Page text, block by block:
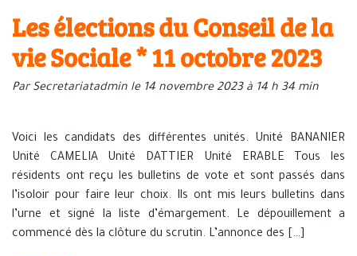
Les élections du Conseil de la
vie Sociale * 11 octobre 2023
Par Secretariatadmin le 14 novembre 2023 à 14 h 34 min
Voici les candidats des différentes unités. Unité BANANIER
Unité CAMELIA Unité DATTIER Unité ERABLE Tous les
résidents ont reçu les bulletins de vote et sont passés dans
l’isoloir pour faire leur choix. Ils ont mis leurs bulletins dans
l’urne et signé la liste d’émargement. Le dépouillement a
commencé dès la clôture du scrutin. L’annonce des […]